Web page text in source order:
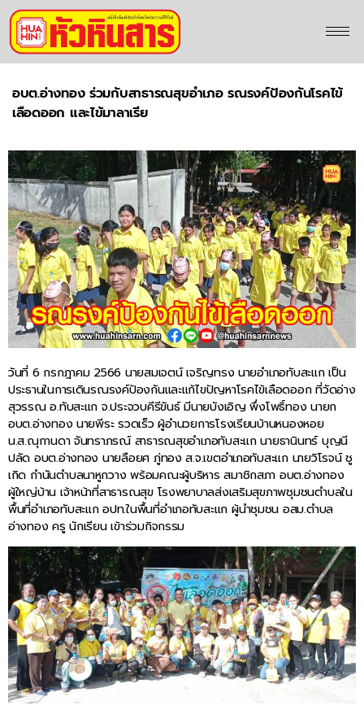
อบต.อ่างทอง ร่วมกับสาธารณสุขอำเภอ รณรงค์ป้องกันโรคไข้
เลือดออก และไข้มาลาเรีย
วันที่ 6 กรกฎาคม 2566 นายสมเจตน์ เจริญทรง นายอำเภอทับสะแก เป็น
ประธานในการเดินรณรงค์ป้องกันและแก้ไขปัญหาโรคไข้เลือดออก ที่วัดอ่าง
สุวรรณ อ.ทับสะแก จ.ประจวบคีรีขันธ์ มีนายบังเอิญ พึ่งโพธิ์ทอง นายก
อบต.อ่างทอง นายพีระ รวดเร็ว ผู้อำนวยการโรงเรียนบ้านหนองหอย
น.ส.ณุกานดา จันทราภรณ์ สาธารณสุขอำเภอทับสะแก นายธานินทร์ บุญนี
ปลัด อบต.อ่างทอง นายลือยศ ภู่ทอง ส.จ.เขตอำเภอทับสะแก นายวิโรจน์ ชู
เกิด กำนันตำบลนาหูกวาง พร้อมคณะผู้บริหาร สมาชิกสภา อบต.อ่างทอง
ผู้ใหญ่บ้าน เจ้าหน้าที่สาธารณสุข โรงพยาบาลส่งเสริมสุขภาพชุมชนตำบลใน
พื้นที่อำเภอทับสะแก อปท.ในพื้นที่อำเภอทับสะแก ผู้นำชุมชน อสม.ตำบล
อ่างทอง ครู นักเรียน เข้าร่วมกิจกรรม